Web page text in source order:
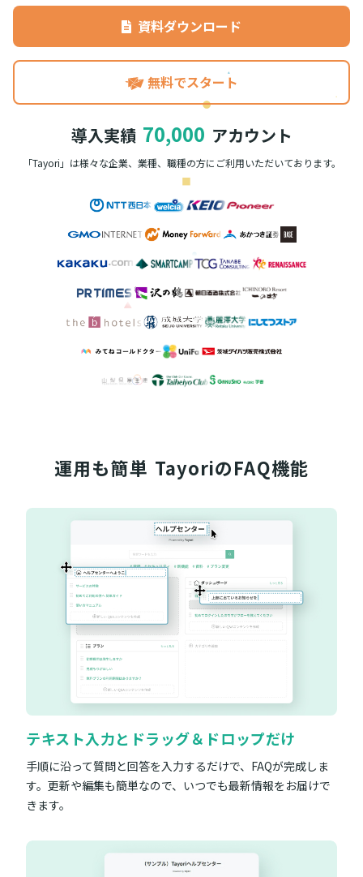
資料ダウンロード
無料でスタート
導入実績 70,000 アカウント
「Tayori」は様々な企業、業種、職種の方に ご利用いただいております。
運用も簡単 TayoriのFAQ機能
テキスト入力とドラッグ＆ドロップだけ
手順に沿って質問と回答を入力するだけで、FAQが完成しま
す。更新や編集も簡単なので、いつでも最新情報をお届けで
きます。